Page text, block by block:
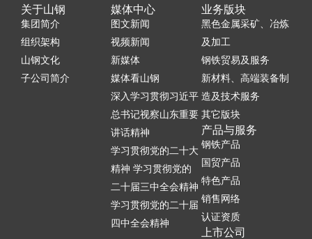
关于山钢
集团简介
组织架构
山钢文化
子公司简介
媒体中心
图文新闻
视频新闻
新媒体
媒体看山钢
深入学习贯彻习近平
总书记视察山东重要
讲话精神
学习贯彻党的二十大
精神 学习贯彻党的
二十届三中全会精神
学习贯彻党的二十届
四中全会精神
业务版块
黑色金属采矿、冶炼
及加工
钢铁贸易及服务
新材料、高端装备制
造及技术服务
其它版块
产品与服务
钢铁产品
国贸产品
特色产品
销售网络
认证资质
上市公司